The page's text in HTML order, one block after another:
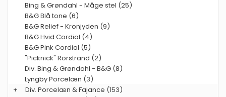
Bing & Grøndahl - Måge stel (25)
B&G Blå tone (6)
B&G Relief - Kronjyden (9)
B&G Hvid Cordial (4)
B&G Pink Cordial (5)
"Picknick" Rörstrand (2)
Div. Bing & Grøndahl - B&G (8)
Lyngby Porcelæn (3)
+
Div. Porcelæn & Fajance (153)